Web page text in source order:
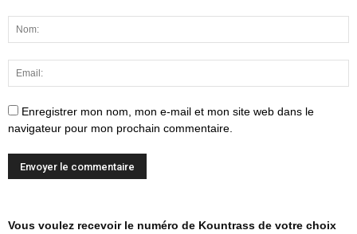
Enregistrer mon nom, mon e-mail et mon site web dans le
navigateur pour mon prochain commentaire.
Vous voulez recevoir le numéro de Kountrass de votre choix